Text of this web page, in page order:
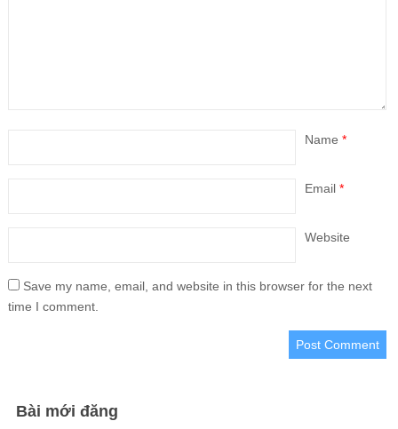
Name *
Email *
Website
Save my name, email, and website in this browser for the next
time I comment.
Bài mới đăng